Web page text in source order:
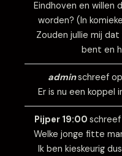
Eindhoven en willen
worden? (In
Zouden jullie mij
bent en
adminschreef op
Er is nu een koppel
Pijper 19:00
Welke jonge fitte
Ik ben kieskeurig